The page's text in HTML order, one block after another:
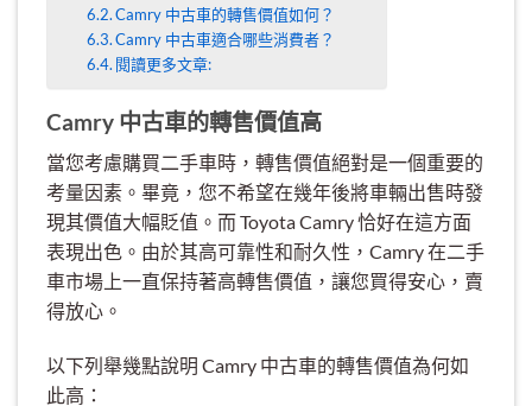
Camry 中古車的轉售價值如何？
Camry 中古車適合哪些消費者？
閱讀更多文章:
Camry 中古車的轉售價值高
當您考慮購買二手車時，轉售價值絕對是一個重要的
考量因素。畢竟，您不希望在幾年後將車輛出售時發
現其價值大幅貶值。而 Toyota Camry 恰好在這方面
表現出色。由於其高可靠性和耐久性，Camry 在二手
車市場上一直保持著高轉售價值，讓您買得安心，賣
得放心。
以下列舉幾點說明 Camry 中古車的轉售價值為何如
此高：